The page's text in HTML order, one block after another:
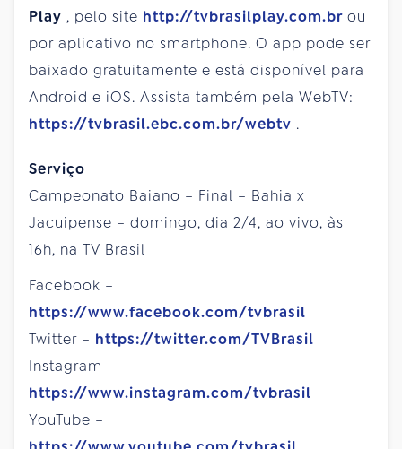
Play , pelo site http://tvbrasilplay.com.br ou
por aplicativo no smartphone. O app pode ser
baixado gratuitamente e está disponível para
Android e iOS. Assista também pela WebTV:
https://tvbrasil.ebc.com.br/webtv .
Serviço
Campeonato Baiano – Final – Bahia x
Jacuipense – domingo, dia 2/4, ao vivo, às
16h, na TV Brasil
Facebook –
https://www.facebook.com/tvbrasil
Twitter – https://twitter.com/TVBrasil
Instagram –
https://www.instagram.com/tvbrasil
YouTube –